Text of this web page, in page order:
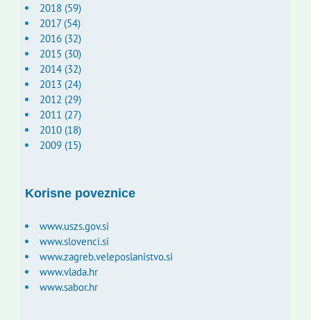
2018 (59)
2017 (54)
2016 (32)
2015 (30)
2014 (32)
2013 (24)
2012 (29)
2011 (27)
2010 (18)
2009 (15)
Korisne poveznice
www.uszs.gov.si
www.slovenci.si
www.zagreb.veleposlanistvo.si
www.vlada.hr
www.sabor.hr